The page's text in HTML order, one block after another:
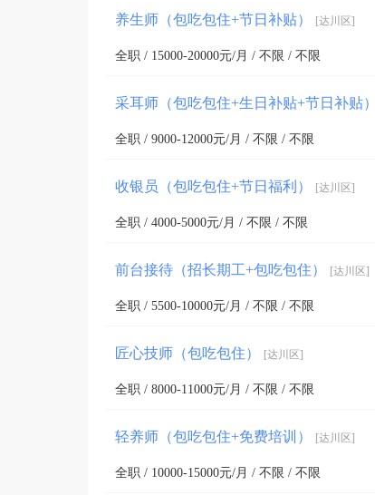
养生师（包吃包住+节日补贴） [达川区]
全职 / 15000-20000元/月 / 不限 / 不限
采耳师（包吃包住+生日补贴+节日补贴）
全职 / 9000-12000元/月 / 不限 / 不限
收银员（包吃包住+节日福利） [达川区]
全职 / 4000-5000元/月 / 不限 / 不限
前台接待（招长期工+包吃包住） [达川区]
全职 / 5500-10000元/月 / 不限 / 不限
匠心技师（包吃包住） [达川区]
全职 / 8000-11000元/月 / 不限 / 不限
轻养师（包吃包住+免费培训） [达川区]
全职 / 10000-15000元/月 / 不限 / 不限